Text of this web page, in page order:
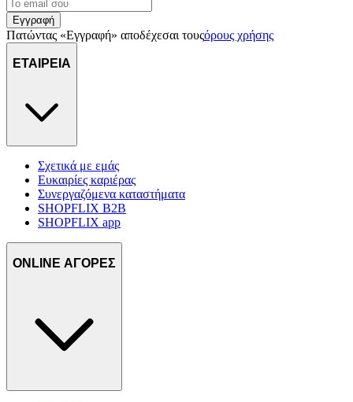
Εγγραφή
Πατώντας «Εγγραφή» αποδέχεσαι τουςόρους χρήσης
ΕΤΑΙΡΕΙΑ
Σχετικά με εμάς
Ευκαιρίες καριέρας
Συνεργαζόμενα καταστήματα
SHOPFLIX B2B
SHOPFLIX app
ONLINE ΑΓΟΡΕΣ